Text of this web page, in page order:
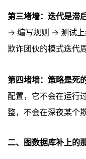
第三堵墙：迭代是滞
→ 编写规则 → 测试上
欺诈团伙的模式迭代
第四堵墙：策略是死的
配置，它不会在运行
整，不会在深夜某个
二、图数据库补上的